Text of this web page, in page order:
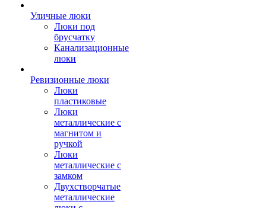
Уличные люки
Люки под
брусчатку
Канализационные
люки
Ревизионные люки
Люки
пластиковые
Люки
металлические с
магнитом и
ручкой
Люки
металлические с
замком
Двухстворчатые
металлические